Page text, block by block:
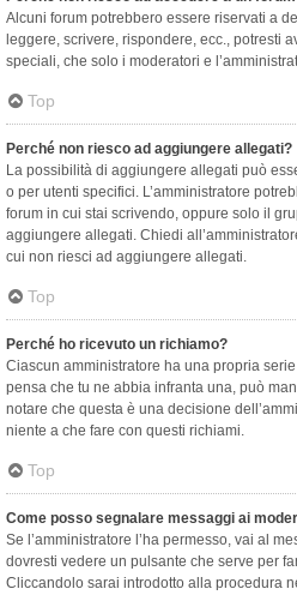
Alcuni forum potrebbero essere riservati a
leggere, scrivere, rispondere, ecc., potresti
speciali, che solo i moderatori e
Top
Perché non riesco ad aggiungere allegati?
La possibilità di aggiungere allegati può
o per utenti specifici. L’amministratore
forum in cui stai scrivendo, oppure solo il
aggiungere allegati. Chiedi
cui non riesci ad aggiungere allegati.
Top
Perché ho ricevuto un richiamo?
Ciascun amministratore ha una propria
pensa che tu ne abbia infranta una, può
notare che questa è una decisione
niente a che fare con questi richiami.
Top
Come posso segnalare messaggi ai
Se l’amministratore l’ha permesso, vai al
dovresti vedere un pulsante che serve per
Cliccandolo sarai introdotto alla procedura